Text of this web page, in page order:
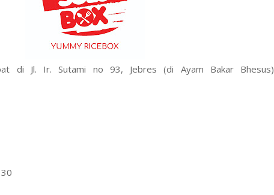
di Jl. Ir. Sutami no 93, Jebres (di Ayam Bakar Bhesus)